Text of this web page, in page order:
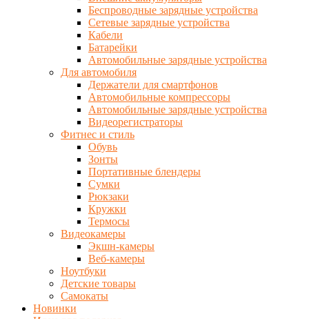
Беспроводные зарядные устройства
Сетевые зарядные устройства
Кабели
Батарейки
Автомобильные зарядные устройства
Для автомобиля
Держатели для смартфонов
Автомобильные компрессоры
Автомобильные зарядные устройства
Видеорегистраторы
Фитнес и стиль
Обувь
Зонты
Портативные блендеры
Сумки
Рюкзаки
Кружки
Термосы
Видеокамеры
Экшн-камеры
Веб-камеры
Ноутбуки
Детские товары
Самокаты
Новинки